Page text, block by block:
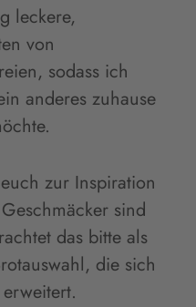
leckere,
von
sodass ich
anderes zuhause
zur Inspiration
sind
das bitte als
die sich